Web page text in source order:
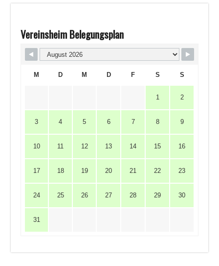
Vereinsheim Belegungsplan
M D M D F S S
1 2
3 4 5 6 7 8 9
10 11 12 13 14 15 16
17 18 19 20 21 22 23
24 25 26 27 28 29 30
31